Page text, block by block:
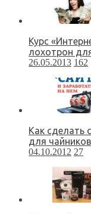
Курс
лохотрон
26.05.2013 162
Как сделать
для чайников
04.10.2012 27